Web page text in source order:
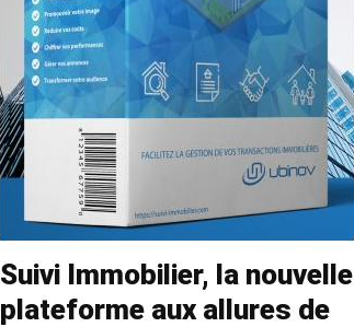
Suivi Immobilier, la nouvelle
plateforme aux allures de